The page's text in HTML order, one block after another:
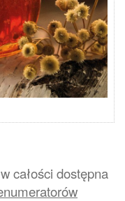
całości dostępna